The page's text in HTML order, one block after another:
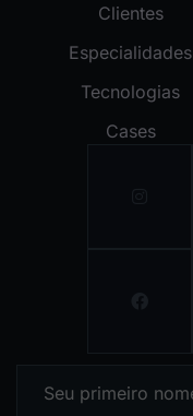
Clientes
Especialidades
Tecnologias
Cases